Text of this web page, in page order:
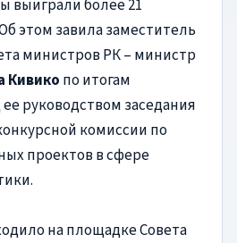
выиграли более 21
этом завила заместитель
министров РК – министр
Кивико по итогам
руководством заседания
комиссии по
проектов в сфере
на площадке Совета